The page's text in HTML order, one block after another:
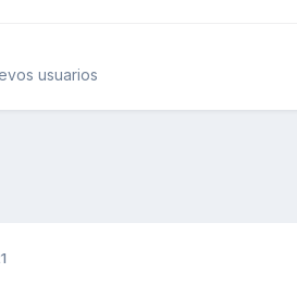
usuarios